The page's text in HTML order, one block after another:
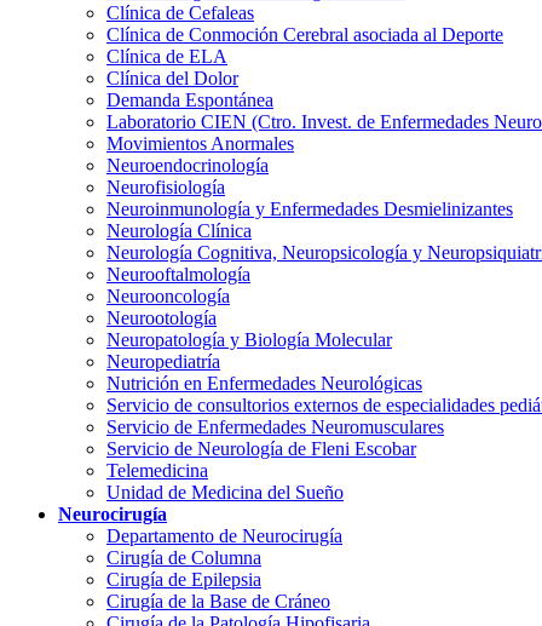
Clínica de Cefaleas
Clínica de Conmoción Cerebral asociada al Deporte
Clínica de ELA
Clínica del Dolor
Demanda Espontánea
Laboratorio CIEN (Ctro. Invest. de Enfermedades
Movimientos Anormales
Neuroendocrinología
Neurofisiología
Neuroinmunología y Enfermedades Desmielinizantes
Neurología Clínica
Neurología Cognitiva, Neuropsicología y
Neurooftalmología
Neurooncología
Neurootología
Neuropatología y Biología Molecular
Neuropediatría
Nutrición en Enfermedades Neurológicas
Servicio de consultorios externos de especialidades
Servicio de Enfermedades Neuromusculares
Servicio de Neurología de Fleni Escobar
Telemedicina
Unidad de Medicina del Sueño
Neurocirugía
Departamento de Neurocirugía
Cirugía de Columna
Cirugía de Epilepsia
Cirugía de la Base de Cráneo